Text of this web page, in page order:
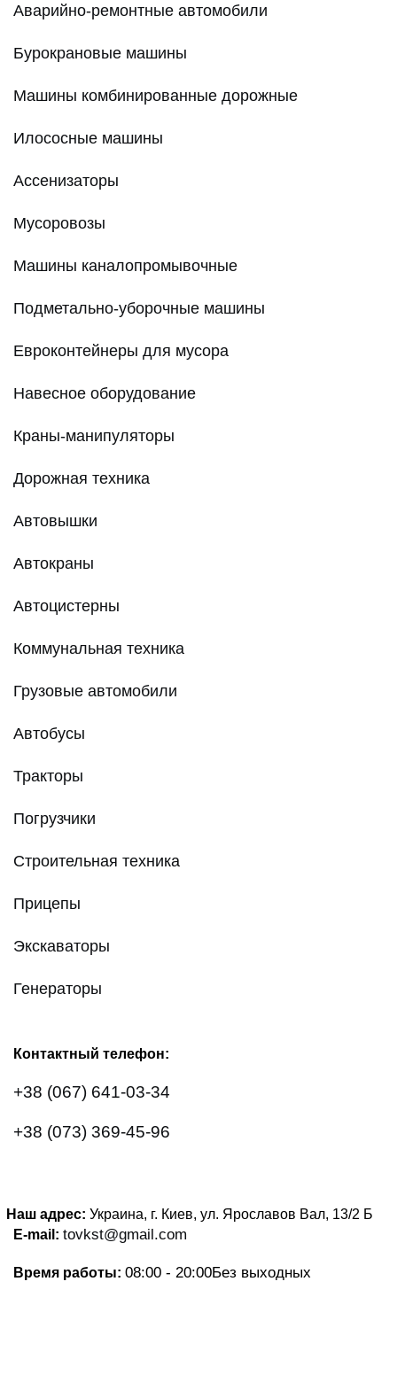
Аварийно-ремонтные автомобили
Бурокрановые машины
Машины комбинированные дорожные
Илососные машины
Ассенизаторы
Мусоровозы
Машины каналопромывочные
Подметально-уборочные машины
Евроконтейнеры для мусора
Навесное оборудование
Краны-манипуляторы
Дорожная техника
Автовышки
Автокраны
Автоцистерны
Коммунальная техника
Грузовые автомобили
Автобусы
Тракторы
Погрузчики
Строительная техника
Прицепы
Экскаваторы
Генераторы
Контактный телефон:
+38 (067) 641-03-34
+38 (073) 369-45-96
Наш адрес: Украина, г. Киев, ул. Ярославов Вал, 13/2 Б
E-mail: tovkst@gmail.com
Время работы: 08:00 - 20:00Без выходных